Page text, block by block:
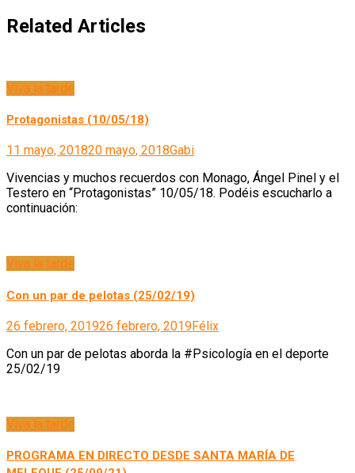
Related Articles
Viva la tarde
Protagonistas (10/05/18)
11 mayo, 201820 mayo, 2018Gabi
Vivencias y muchos recuerdos con Monago, Ángel Pinel y el
Testero en “Protagonistas” 10/05/18. Podéis escucharlo a
continuación:
Viva la tarde
Con un par de pelotas (25/02/19)
26 febrero, 201926 febrero, 2019Félix
Con un par de pelotas aborda la #Psicología en el deporte
25/02/19
Viva la tarde
PROGRAMA EN DIRECTO DESDE SANTA MARÍA DE